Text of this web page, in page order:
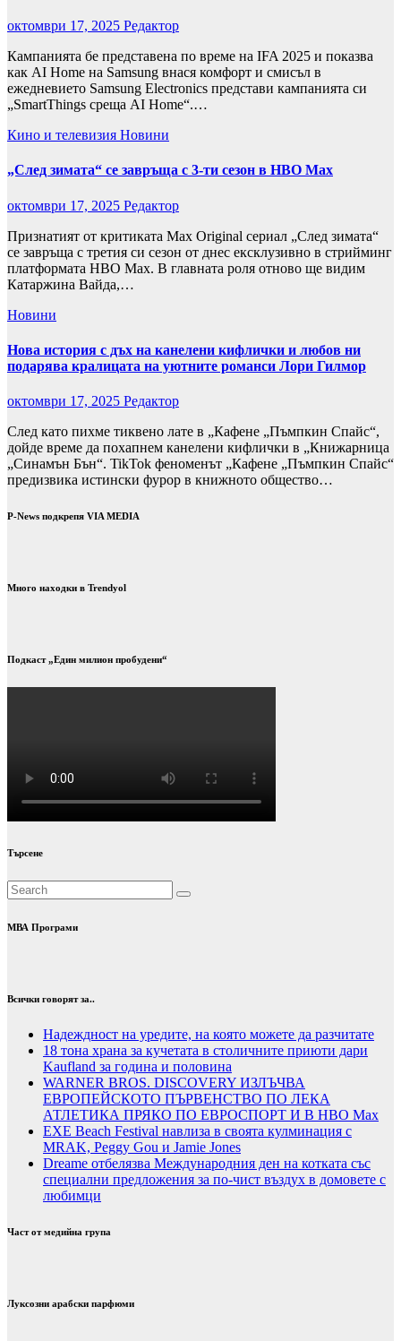
октомври 17, 2025 Редактор
Кампанията бе представена по време на IFA 2025 и показва
как AI Home на Samsung внася комфорт и смисъл в
ежедневието Samsung Electronics представи кампанията си
„SmartThings среща AI Home“.…
Кино и телевизия Новини
„След зимата“ се завръща с 3-ти сезон в HBO Max
октомври 17, 2025 Редактор
Признатият от критиката Max Original сериал „След зимата“
се завръща с третия си сезон от днес ексклузивно в стрийминг
платформата HBO Max. В главната роля отново ще видим
Катаржина Вайда,…
Новини
Нова история с дъх на канелени кифлички и любов ни
подарява кралицата на уютните романси Лори Гилмор
октомври 17, 2025 Редактор
След като пихме тиквено лате в „Кафене „Пъмпкин Спайс“,
дойде време да похапнем канелени кифлички в „Книжарница
„Синамън Бън“. TikTok феноменът „Кафене „Пъмпкин Спайс“
предизвика истински фурор в книжното общество…
P-News подкрепя VIA MEDIA
Много находки в Trendyol
Подкаст „Един милион пробудени“
Търсене
МВА Програми
Всички говорят за..
Надеждност на уредите, на която можете да разчитате
18 тона храна за кучетата в столичните приюти дари
Kaufland за година и половина
WARNER BROS. DISCOVERY ИЗЛЪЧВА
ЕВРОПЕЙСКОТО ПЪРВЕНСТВО ПО ЛЕКА
АТЛЕТИКА ПРЯКО ПО ЕВРОСПОРТ И В НВО Мах
EXE Beach Festival навлиза в своята кулминация с
MRAK, Peggy Gou и Jamie Jones
Dreame отбелязва Международния ден на котката със
специални предложения за по-чист въздух в домовете с
любимци
Част от медийна група
Луксозни арабски парфюми